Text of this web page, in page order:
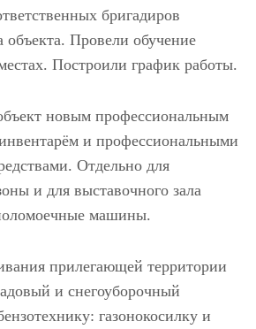
бригадиров
объекта. Провели обучение
Построили график работы.
новым профессиональным
и профессиональными
Отдельно для
и для выставочного зала
машины.
прилегающей территории
и снегоуборочный
газонокосилку и